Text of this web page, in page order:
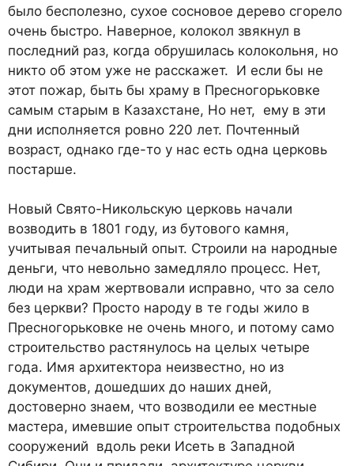
было бесполезно, сухое сосновое дерево сгорело
очень быстро. Наверное, колокол звякнул в
последний раз, когда обрушилась колокольня, но
никто об этом уже не расскажет. И если бы не
этот пожар, быть бы храму в Пресногорьковке
самым старым в Казахстане, Но нет, ему в эти
дни исполняется ровно 220 лет. Почтенный
возраст, однако где-то у нас есть одна церковь
постарше.
Новый Свято-Никольскую церковь начали
возводить в 1801 году, из бутового камня,
учитывая печальный опыт. Строили на народные
деньги, что невольно замедляло процесс. Нет,
люди на храм жертвовали исправно, что за село
без церкви? Просто народу в те годы жило в
Пресногорьковке не очень много, и потому само
строительство растянулось на целых четыре
года. Имя архитектора неизвестно, но из
документов, дошедших до наших дней,
достоверно знаем, что возводили ее местные
мастера, имевшие опыт строительства подобных
сооружений вдоль реки Исеть в Западной